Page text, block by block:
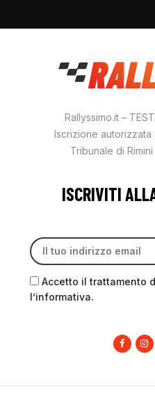
Rallyssimo.it –
Iscrizione autorizzata
Tribunale di Rimini
ISCRIVITI
Accetto il trattamento
l’informativa.